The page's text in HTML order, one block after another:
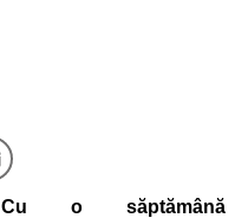
Cu o săptămână